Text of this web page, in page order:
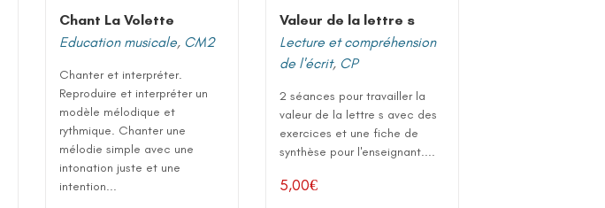
Chant La Volette
Education musicale, CM2
Chanter et interpréter.
Reproduire et interpréter un
modèle mélodique et
rythmique. Chanter une
mélodie simple avec une
intonation juste et une
intention...
Valeur de la lettre s
Lecture et compréhension
de l'écrit, CP
2 séances pour travailler la
valeur de la lettre s avec des
exercices et une fiche de
synthèse pour l'enseignant....
5,00€